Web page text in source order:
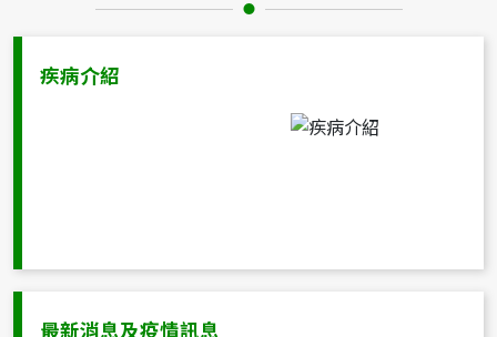
疾病介紹
最新消息及疫情訊息